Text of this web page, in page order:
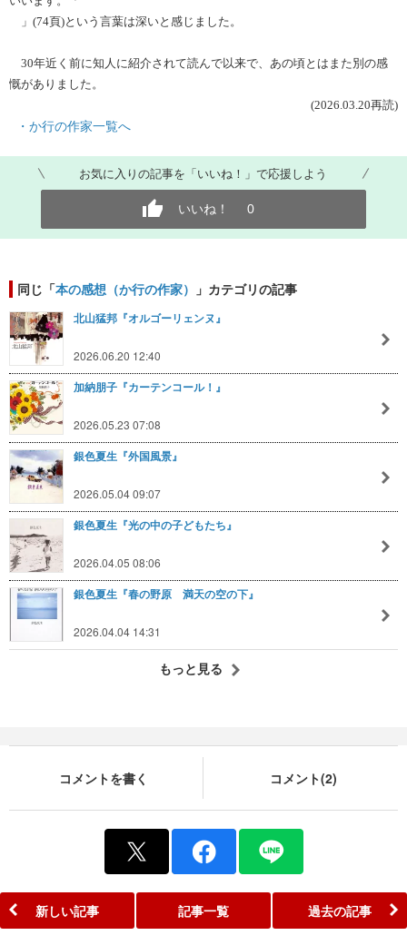
」 (74頁)という言葉は深いと感じました。
30年近く前に知人に紹介されて読んで以来で、あの頃とはまた別の感
慨がありました。
(2026.03.20再読)
・か行の作家一覧へ
お気に入りの記事を「いいね！」で応援しよう
いいね！ 0
同じ「本の感想（か行の作家） 」カテゴリの記事
北山猛邦『オルゴーリェンヌ』
2026.06.20 12:40
加納朋子『カーテンコール！』
2026.05.23 07:08
銀色夏生『外国風景』
2026.05.04 09:07
銀色夏生『光の中の子どもたち』
2026.04.05 08:06
銀色夏生『春の野原 満天の空の下』
2026.04.04 14:31
もっと見る
コメントを書く コメント(2)
新しい記事 記事一覧 過去の記事